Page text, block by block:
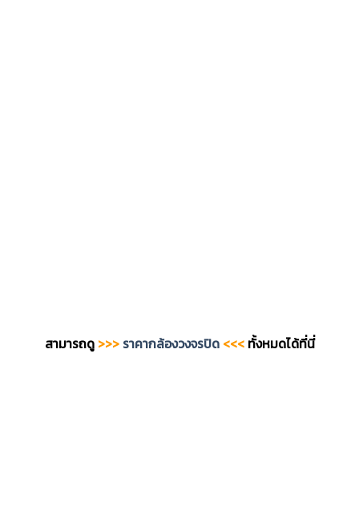
สามารถดู >>>ราคากล้องวงจรปิด <<<ทั้งหมดได้ที่นี่